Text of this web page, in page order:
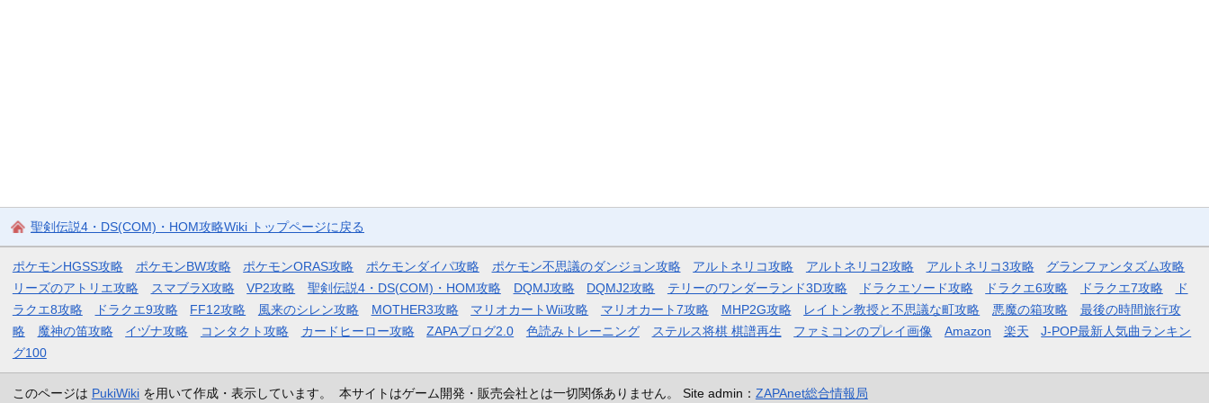
聖剣伝説4・DS(COM)・HOM攻略Wiki トップページに戻る
ポケモンHGSS攻略 ポケモンBW攻略 ポケモンORAS攻略 ポケモンダイパ攻略 ポケモン不思議のダンジョン攻略 アルトネリコ攻略 アルトネリコ2攻略 アルトネリコ3攻略
グランファンタズム攻略
リーズのアトリエ攻略
スマブラX攻略 VP2攻略 聖剣伝説4・DS(COM)・HOM攻略 DQMJ攻略 DQMJ2攻略 テリーのワンダーランド3D攻略 ドラクエソード攻略 ドラクエ6攻略 ドラクエ7攻略
ド
ラクエ8攻略
ドラクエ9攻略 FF12攻略 風来のシレン攻略 MOTHER3攻略 マリオカートWii攻略 マリオカート7攻略 MHP2G攻略 レイトン教授と不思議な町攻略 悪魔の箱攻略
最後の時間旅行攻
略
魔神の笛攻略 イヅナ攻略 コンタクト攻略 カードヒーロー攻略 ZAPAブログ2.0 色読みトレーニング ステルス将棋 棋譜再生 ファミコンのプレイ画像 Amazon 楽天
J-POP最新人気曲ランキン
グ100
このページは PukiWikiを用いて作成・表示しています。 本サイトはゲーム開発・販売会社とは一切関係ありません。 Site admin： ZAPAnet総合情報局